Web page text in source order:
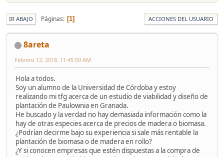
IR ABAJO Páginas 1 ACCIONES DEL USUARIO
8areta
Febrero 12, 2018, 11:45:50 AM
Hola a todos.
Soy un alumno de la Universidad de Córdoba y estoy
realizando mi tfg acerca de un estudio de viabilidad y diseño de
plantación de Paulownia en Granada.
He buscado y la verdad no hay demasiada información como la
hay de otras especies acerca de precios de madera o biomasa.
¿Podrían decirme bajo su experiencia si sale más rentable la
plantación de biomasa o de madera en rollo?
¿Y si conocen empresas que estén dispuestas a la compra de